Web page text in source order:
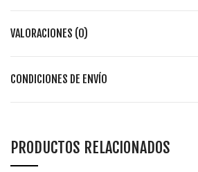
VALORACIONES (0)
CONDICIONES DE ENVÍO
PRODUCTOS RELACIONADOS